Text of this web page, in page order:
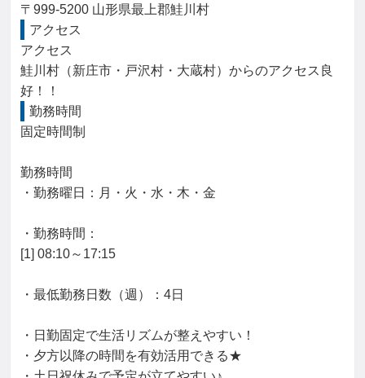
〒999-5200 山形県最上郡鮭川村
アクセス
アクセス
鮭川村（新庄市・戸沢村・大蔵村）からのアクセス良
好！！
勤務時間
固定時間制
勤務時間
・勤務曜日：月・火・水・木・金
・勤務時間：
[1] 08:10～17:15
・最低勤務日数（週）：4日
・日勤固定で生活リズムが整えやすい！
・夕方以降の時間を有効活用できる★